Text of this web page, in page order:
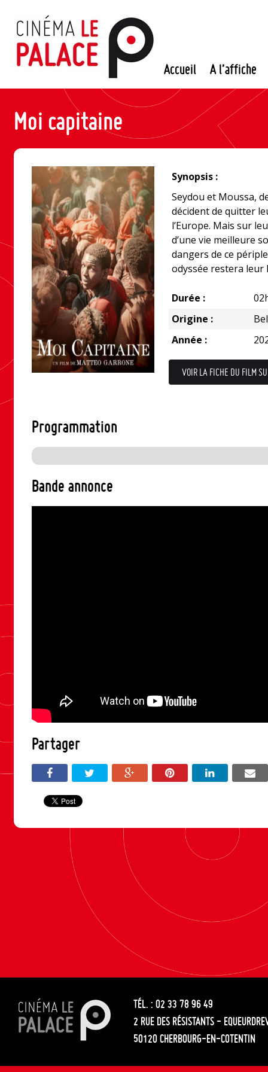
contenu
Accueil A l’affiche
Moi capitaine
Synopsis :
Seydou et Moussa,
décident de quitter
l’Europe. Mais sur
d’une vie meilleure
dangers de ce
odyssée restera leur
Durée :
Origine :
Année :
VOIR LA FICHE DU FILM
Programmation
Bande annonce
Partager
TÉL. : 02 33 78 96 49
2 RUE DES RÉSISTANTS -
50120 CHERBOURG-EN-COTENTIN